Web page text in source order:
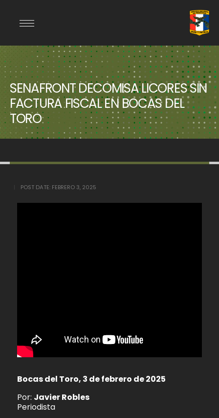
SENAFRONT DECOMISA LICORES SIN
FACTURA FISCAL EN BOCAS DEL
TORO
POST DATE: FEBRERO 3, 2025
Bocas del Toro, 3 de febrero de 2025
Por: Javier Robles
Periodista